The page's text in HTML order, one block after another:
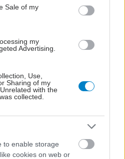
Sale of my
my
Advertising.
Use,
Sharing of my
with the
collected.
to enable storage
cookies on web or
ΗΠΑ: Οι γίγαντες της
εφοδιαστικής αλυσίδας
συμβαδίσουν με την
άνθηση της
24ωρα φαρμακεία στα
αεροδρόμια της χώρας